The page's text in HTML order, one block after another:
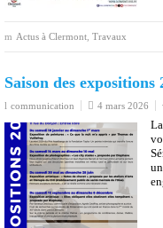
Actus à Clermont Travaux
Saison des
communication 4 mars 2026